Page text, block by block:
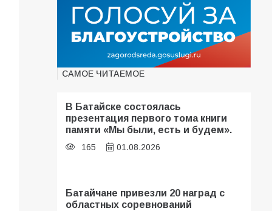
САМОЕ ЧИТАЕМОЕ
В Батайске состоялась
презентация первого тома книги
памяти «Мы были, есть и будем».
165 01.08.2026
Батайчане привезли 20 наград с
областных соревнований